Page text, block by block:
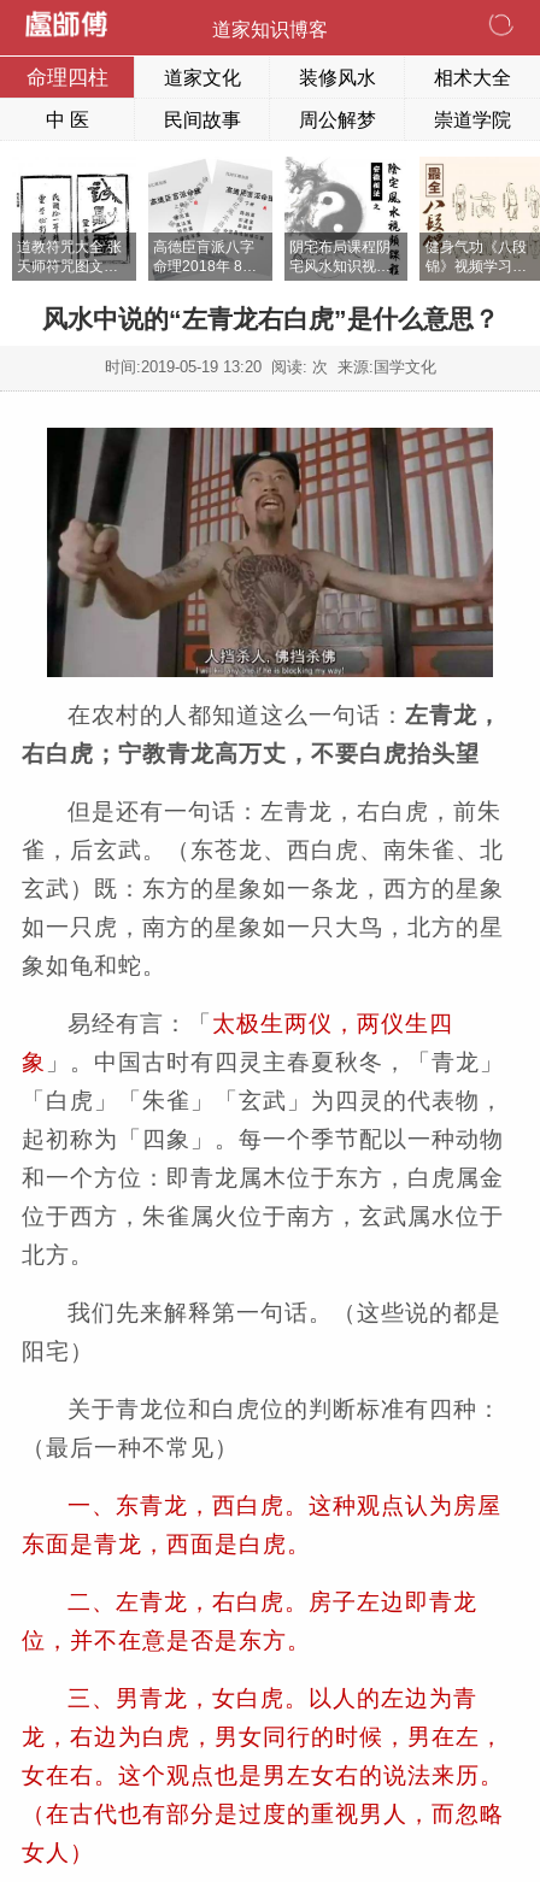
道家知识博客
命理四柱 道家文化 装修风水 相术大全
中 医 民间故事 周公解梦 崇道学院
道教符咒大全 张
天师符咒图文欣
赏
高德臣盲派八字
命理2018年 8本
打印资料合订成
上下两册
阴宅布局课程阴
宅风水知识视频
课程
健身气功《八段
锦》视频学习课
程大全
风水中说的“左青龙右白虎”是什么意思？
时间:2019-05-19 13:20阅读: 次 来源:国学文化
在农村的人都知道这么一句话： 左青龙，
右白虎；宁教青龙高万丈，不要白虎抬头望
但是还有一句话：左青龙，右白虎，前朱
雀，后玄武。（东苍龙、西白虎、南朱雀、北
玄武）既：东方的星象如一条龙，西方的星象
如一只虎，南方的星象如一只大鸟，北方的星
象如龟和蛇。
易经有言：「 太极生两仪，两仪生四
象 」。中国古时有四灵主春夏秋冬，「青龙」
「白虎」「朱雀」「玄武」为四灵的代表物，
起初称为「四象」。每一个季节配以一种动物
和一个方位：即青龙属木位于东方，白虎属金
位于西方，朱雀属火位于南方，玄武属水位于
北方。
我们先来解释第一句话。（这些说的都是
阳宅）
关于青龙位和白虎位的判断标准有四种：
（最后一种不常见）
一、东青龙，西白虎。这种观点认为房屋
东面是青龙，西面是白虎。
二、左青龙，右白虎。房子左边即青龙
位，并不在意是否是东方。
三、男青龙，女白虎。以人的左边为青
龙，右边为白虎，男女同行的时候，男在左，
女在右。这个观点也是男左女右的说法来历。
（在古代也有部分是过度的重视男人，而忽略
女人）